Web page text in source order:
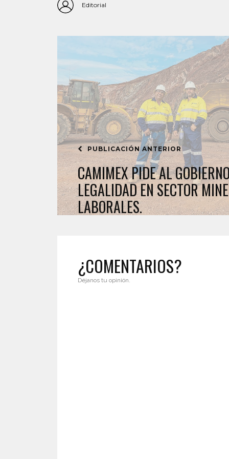
Editorial
PUBLICACIÓN ANTERIOR
CAMIMEX PIDE AL
LEGALIDAD EN SECTOR
LABORALES.
¿COMENTARIOS?
Déjanos tu opinión.